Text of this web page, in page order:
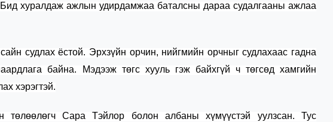
хуралдаж ажлын удирдамжаа баталсны дараа судалгааны ажлаа
судлах ёстой. Эрхзүйн орчин, нийгмийн орчныг судлахаас гадна
байна. Мэдээж төгс хуульгэж байхгүй ч төгсөд хамгийн
хэрэгтэй.
төлөөлөгч Сара Тэйлор болон албаны хүмүүстэй уулзсан. Тус